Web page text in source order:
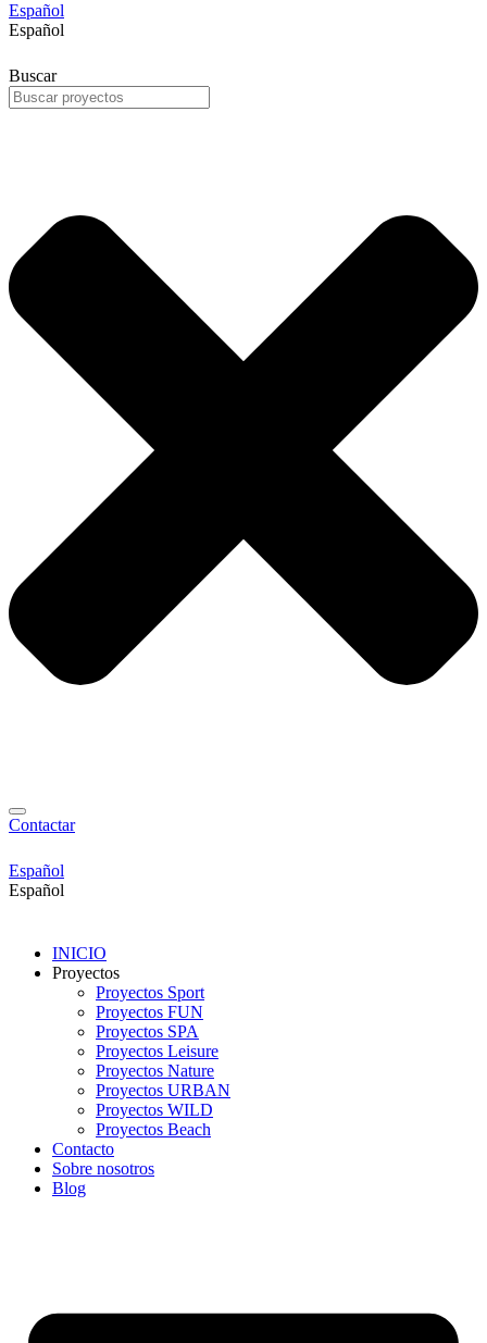
Español
Español
Buscar
Contactar
Español
Español
INICIO
Proyectos
Proyectos Sport
Proyectos FUN
Proyectos SPA
Proyectos Leisure
Proyectos Nature
Proyectos URBAN
Proyectos WILD
Proyectos Beach
Contacto
Sobre nosotros
Blog